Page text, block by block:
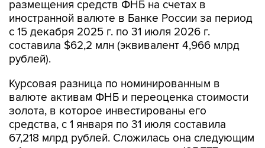
размещения средств ФНБ на счетах в
иностранной валюте в Банке России за период
с 15 декабря 2025 г. по 31 июля 2026 г.
составила $62,2 млн (эквивалент 4,966 млрд
рублей).
Курсовая разница по номинированным в
валюте активам ФНБ и переоценка стоимости
золота, в которое инвестированы его
средства, с 1 января по 31 июля составила
67,218 млрд рублей. Сложилась она следующим